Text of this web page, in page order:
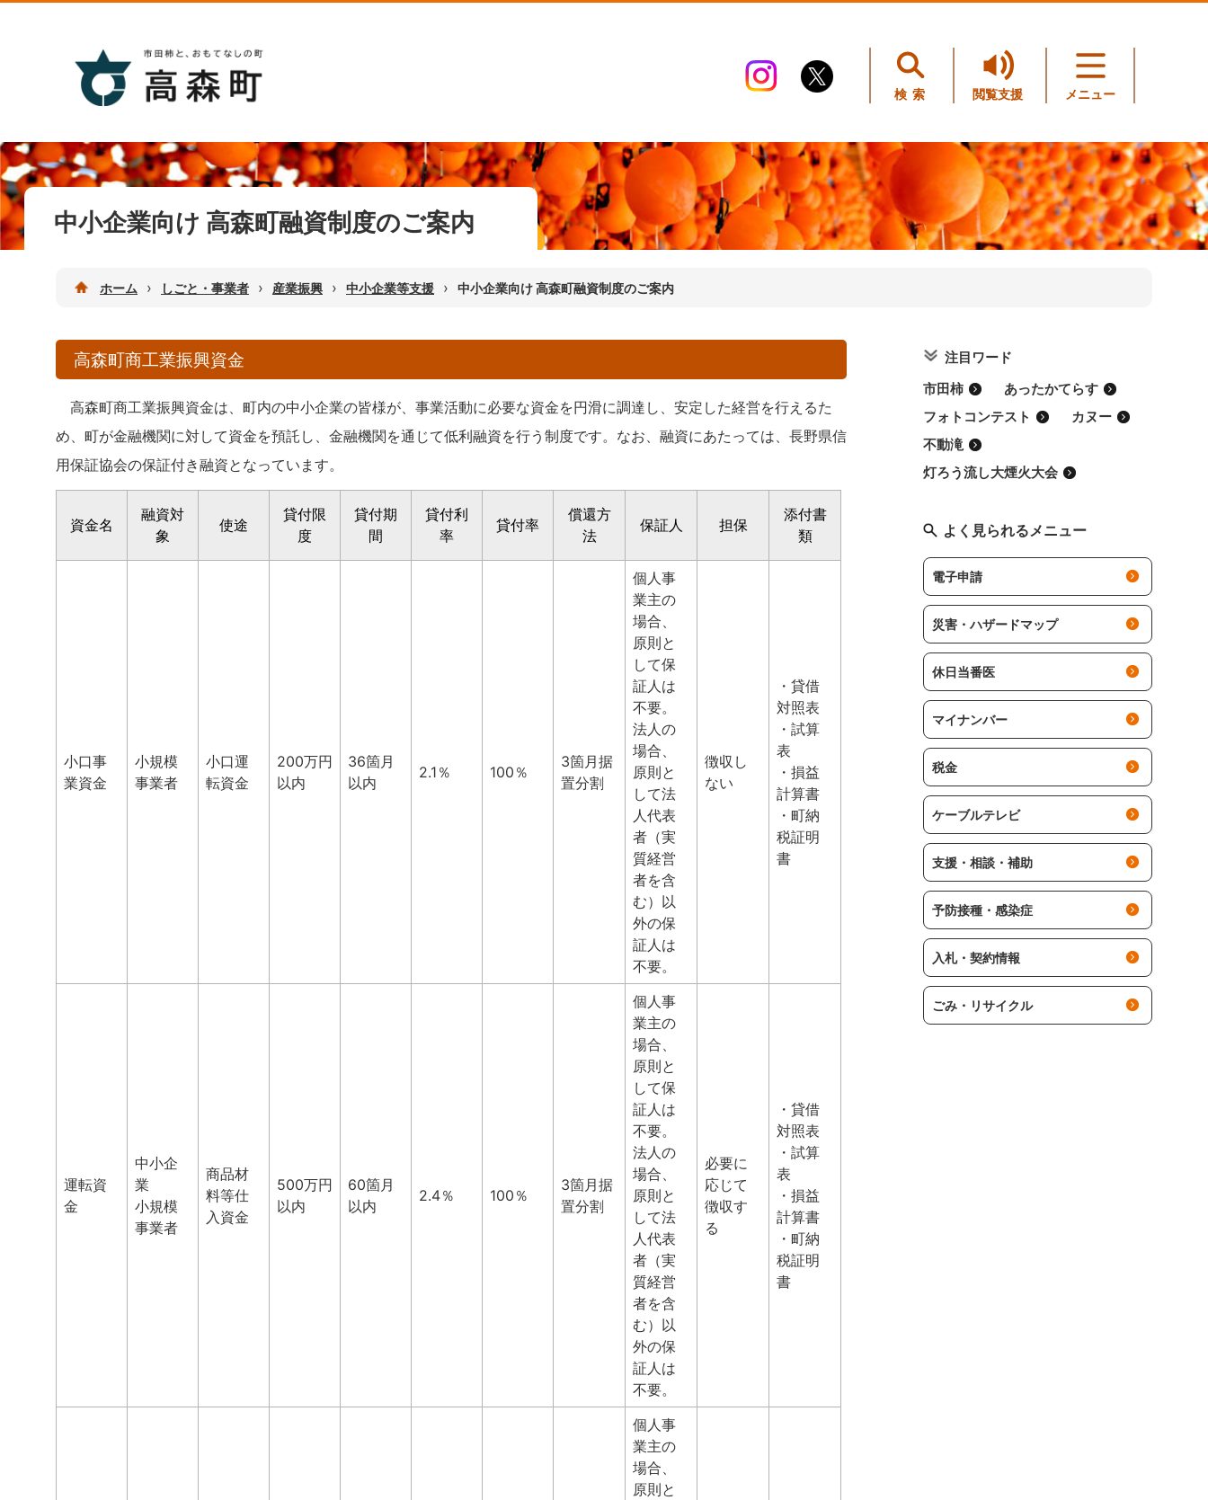
検索 閲覧支援 メニュー
中小企業向け 高森町融資制度のご案内
ホーム › しごと・事業者 › 産業振興 › 中小企業等支援 › 中小企業向け 高森町融資制度のご案内
高森町商工業振興資金
高森町商工業振興資金は、町内の中小企業の皆様が、事業活動に必要な資金を円滑に調達し、安定した経営を行えるた
め、町が金融機関に対して資金を預託し、金融機関を通じて低利融資を行う制度です。なお、融資にあたっては、長野県信
用保証協会の保証付き融資となっています。
資金名
融資対
象
使途
貸付限
度
貸付期
間
貸付利
率
貸付率
償還方
法
保証人 担保
添付書
類
小口事
業資金
小規模
事業者
小口運
転資金
200万円
以内
36箇月
以内
2.1％ 100％
3箇月据
置分割
個人事
業主の
場合、
原則と
して保
証人は
不要。
法人の
場合、
原則と
して法
人代表
者（実
質経営
者を含
む）以
外の保
証人は
不要。
徴収し
ない
・貸借
対照表
・試算
表
・損益
計算書
・町納
税証明
書
運転資
金
中小企
業
小規模
事業者
商品材
料等仕
入資金
500万円
以内
60箇月
以内
2.4％ 100％
3箇月据
置分割
個人事
業主の
場合、
原則と
して保
証人は
不要。
法人の
場合、
原則と
して法
人代表
者（実
質経営
者を含
む）以
外の保
証人は
不要。
必要に
応じて
徴収す
る
・貸借
対照表
・試算
表
・損益
計算書
・町納
税証明
書
個人事
業主の
場合、
原則と
注目ワード
市田柿
あったかてらす
フォトコンテスト
カヌー
不動滝
灯ろう流し大煙火大会
よく見られるメニュー
電子申請
災害・ハザードマップ
休日当番医
マイナンバー
税金
ケーブルテレビ
支援・相談・補助
予防接種・感染症
入札・契約情報
ごみ・リサイクル